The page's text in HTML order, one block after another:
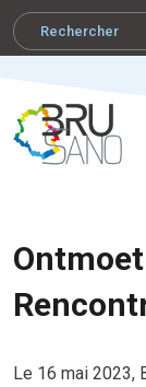
Le 16 mai 2023,